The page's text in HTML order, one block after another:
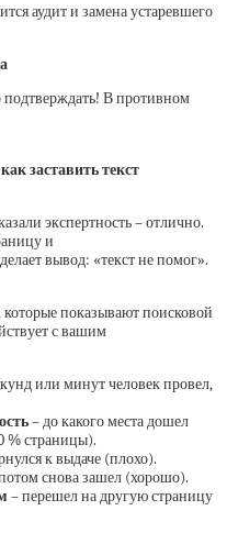
аудит и замена устаревшего
подтверждать! В противном
заставить текст
экспертность – отлично.
и
вывод: «текст не помог».
показывают поисковой
с вашим
или минут человек провел,
– до какого места дошел
% страницы).
к выдаче (плохо).
снова зашел (хорошо).
– перешел на другую страницу